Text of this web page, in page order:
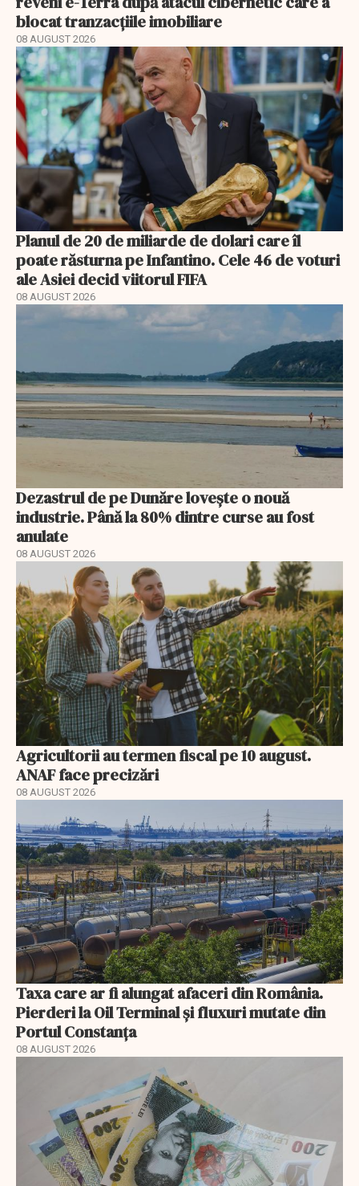
blocat tranzacțiile imobiliare
08 AUGUST 2026
Planul de 20 de miliarde de dolari care îl
poate răsturna pe Infantino. Cele 46 de voturi
ale Asiei decid viitorul FIFA
08 AUGUST 2026
Dezastrul de pe Dunăre lovește o nouă
industrie. Până la 80% dintre curse au fost
anulate
08 AUGUST 2026
Agricultorii au termen fiscal pe 10 august.
ANAF face precizări
08 AUGUST 2026
Taxa care ar fi alungat afaceri din România.
Pierderi la Oil Terminal și fluxuri mutate din
Portul Constanța
08 AUGUST 2026